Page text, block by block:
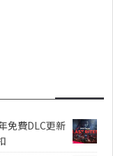
免費DLC更新